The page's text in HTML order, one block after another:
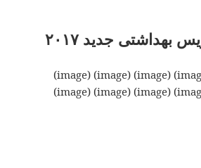
جدید ۲۰۱۷
(image) (image) (image) (image) (image) (image)
(image) (image) (image) (image) (image) (image)